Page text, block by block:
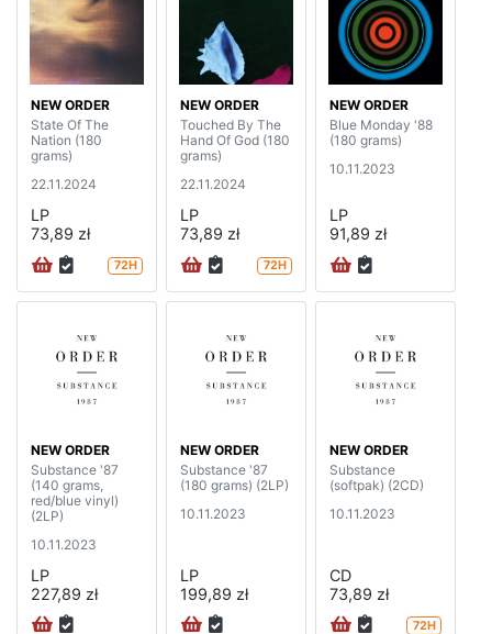
NEW ORDER
State Of The
Nation (180
grams)
22.11.2024
LP
73,89 zł
72H
NEW ORDER
Touched By The
Hand Of God (180
grams)
22.11.2024
LP
73,89 zł
72H
NEW ORDER
Blue Monday '88
(180 grams)
10.11.2023
LP
91,89 zł
NEW ORDER
Substance '87
(140 grams,
red/blue vinyl)
(2LP)
10.11.2023
LP
227,89 zł
NEW ORDER
Substance '87
(180 grams) (2LP)
10.11.2023
LP
199,89 zł
NEW ORDER
Substance
(softpak) (2CD)
10.11.2023
CD
73,89 zł
72H